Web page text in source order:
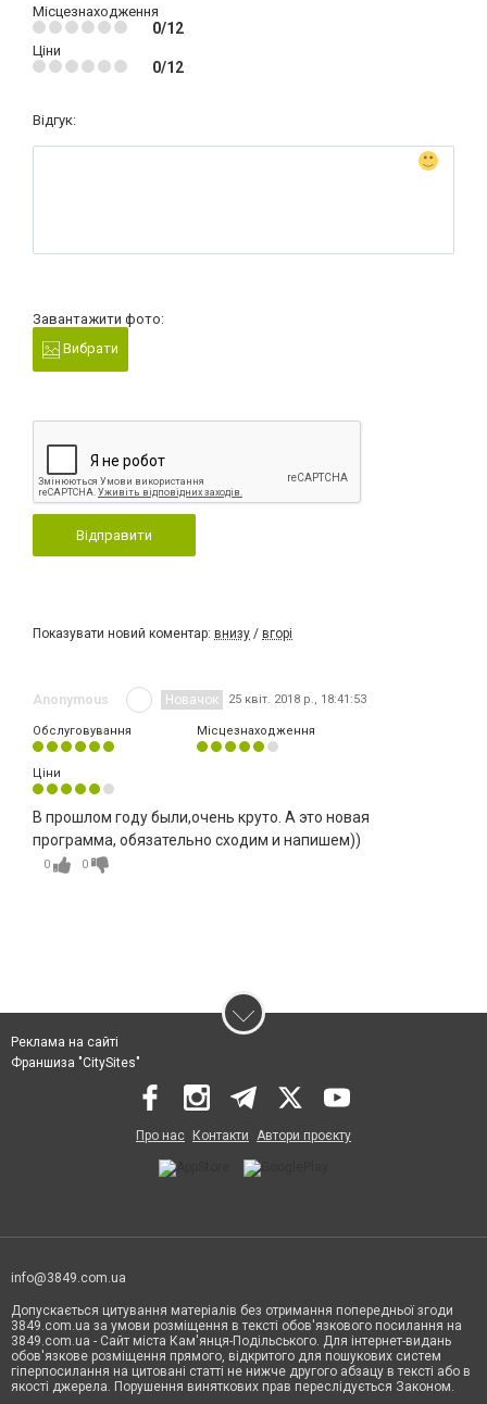
Місцезнаходження
0/12
Ціни
0/12
Відгук:
Завантажити фото:
Вибрати
Відправити
Показувати новий коментар: внизу / вгорі
Anonymous Новачок 25 квіт. 2018 р., 18:41:53
Обслуговування Місцезнаходження
Ціни
В прошлом году были,очень круто. А это новая
программа, обязательно сходим и напишем))
0 0
Реклама на сайті
Франшиза "CitySites"
Про нас Контакти Автори проєкту
info@3849.com.ua
Допускається цитування матеріалів без отримання попередньої згоди
3849.com.ua за умови розміщення в тексті обов'язкового посилання на
3849.com.ua - Сайт міста Кам'янця-Подільського. Для інтернет-видань
обов'язкове розміщення прямого, відкритого для пошукових систем
гіперпосилання на цитовані статті не нижче другого абзацу в тексті або в
якості джерела. Порушення виняткових прав переслідується Законом.